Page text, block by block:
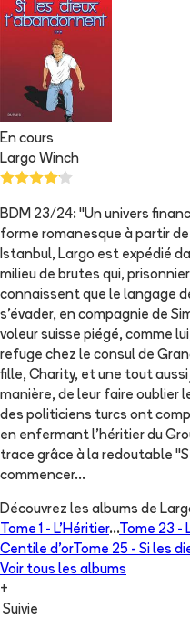
En cours
Largo Winch
BDM 23/24: "Un univers
forme romanesque à partir
Istanbul, Largo est expédié
milieu de brutes qui,
connaissent que le langage
s'évader, en compagnie de
voleur suisse piégé, comme
refuge chez le consul de
fille, Charity, et une tout
manière, de leur faire oublier
des politiciens turcs ont
en enfermant l'héritier du
trace grâce à la redoutable
commencer...
Découvrez les albums de
Tome 1 - L'Héritier...Tome 23 -
Centile d'orTome 25 - Si les
Voir tous les albums
+
Suivie